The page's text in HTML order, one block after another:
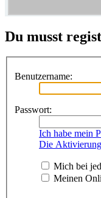
Du musst
Benutzername:
Passwort:
Ich habe mein
Die
Mich bei
Meinen